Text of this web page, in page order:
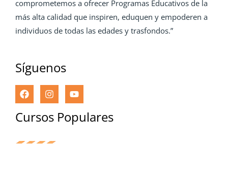
comprometemos a ofrecer Programas Educativos de la
más alta calidad que inspiren, eduquen y empoderen a
individuos de todas las edades y trasfondos.”
Síguenos
Cursos Populares